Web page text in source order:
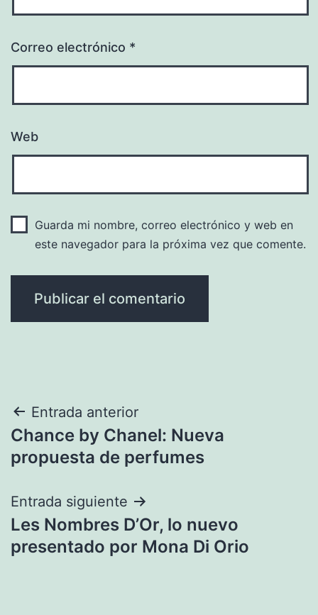
Correo electrónico *
Web
Guarda mi nombre, correo electrónico y web en
este navegador para la próxima vez que comente.
Navegación
de
Entrada anterior
Chance by Chanel: Nueva
propuesta de perfumes
Entrada siguiente
Les Nombres D’Or, lo nuevo
presentado por Mona Di Orio